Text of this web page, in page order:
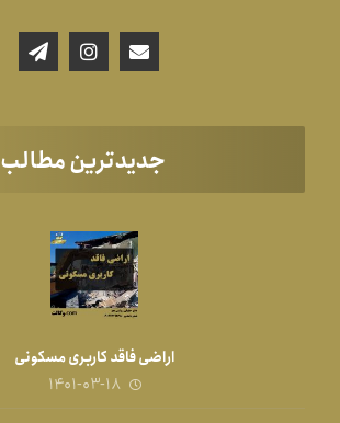
جدیدترین مطالب
اراضی فاقد کاربری مسکونی
۱۴۰۱-۰۳-۱۸